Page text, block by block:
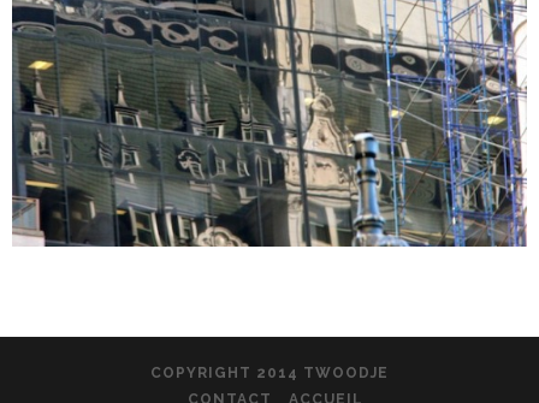
COPYRIGHT 2014 TWOODJE
CONTACT
ACCUEIL